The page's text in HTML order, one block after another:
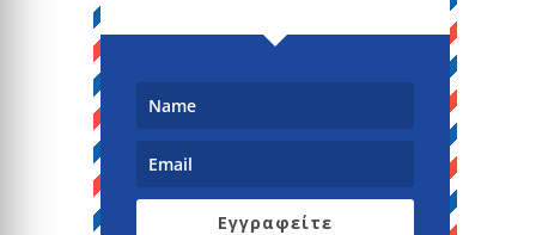
Εγγραφείτε